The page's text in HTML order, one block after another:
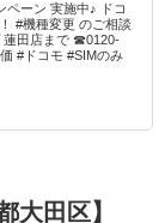
ーン 実施中♪ ドコ
#機種変更 のご相談
蓮田店まで ☎0120-
#ドコモ #SIMのみ
大田区】